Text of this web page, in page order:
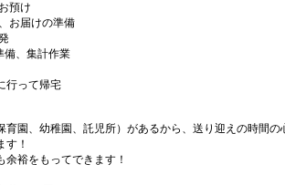
預け
お届けの準備
備、集計作業
行って帰宅
育園、幼稚園、託児所）があるから、送り迎えの時間の
す！
余裕をもってできます！